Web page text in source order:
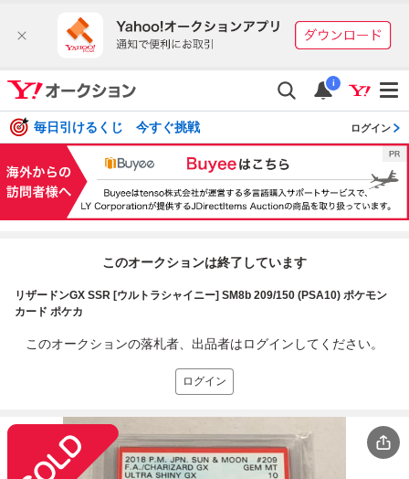
i
毎日引けるくじ 今すぐ挑戦 ログイン
このオークションは終了しています
リザードンGX SSR [ウルトラシャイニー] SM8b 209/150 (PSA10) ポケモン
カード ポケカ
このオークションの落札者、出品者はログインしてください。
ログイン